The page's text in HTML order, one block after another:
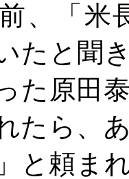
、「米
たと聞
た原田
たら、
と頼ま